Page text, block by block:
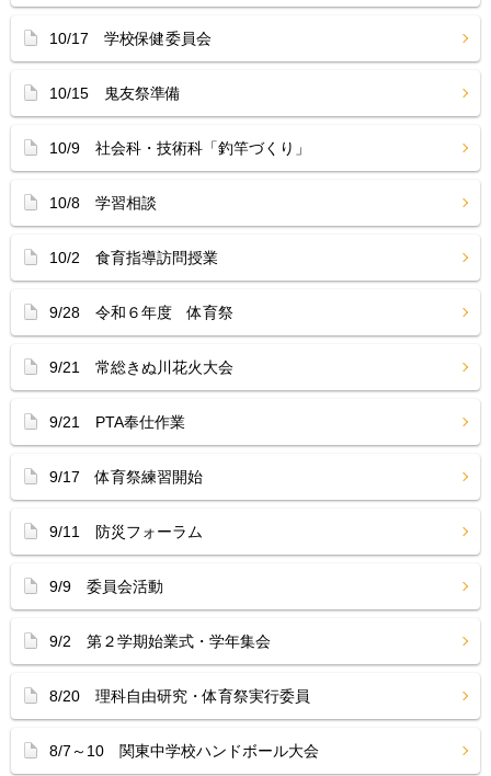
10/17 学校保健委員会
10/15 鬼友祭準備
10/9 社会科・技術科「釣竿づくり」
10/8 学習相談
10/2 食育指導訪問授業
9/28 令和６年度 体育祭
9/21 常総きぬ川花火大会
9/21 PTA奉仕作業
9/17 体育祭練習開始
9/11 防災フォーラム
9/9 委員会活動
9/2 第２学期始業式・学年集会
8/20 理科自由研究・体育祭実行委員
8/7～10 関東中学校ハンドボール大会